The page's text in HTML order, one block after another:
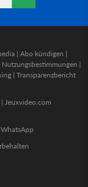
| Abo kündigen |
Nutzungsbestimmungen |
| Transparenzbericht
| Jeuxvideo.com
WhatsApp